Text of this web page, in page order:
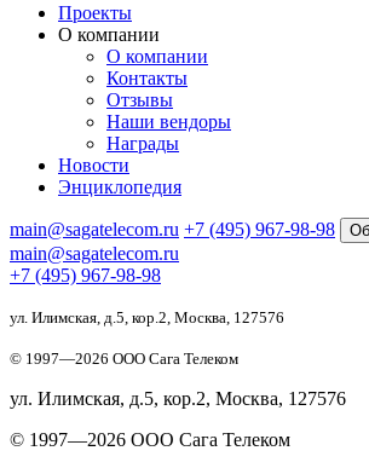
Проекты
О компании
О компании
Контакты
Отзывы
Наши вендоры
Награды
Новости
Энциклопедия
main@sagatelecom.ru +7 (495) 967-98-98
main@sagatelecom.ru
+7 (495) 967-98-98
ул. Илимская, д.5, кор.2, Москва, 127576
© 1997—2026 ООО Сага Телеком
ул. Илимская, д.5, кор.2, Москва, 127576
© 1997—2026 ООО Сага Телеком